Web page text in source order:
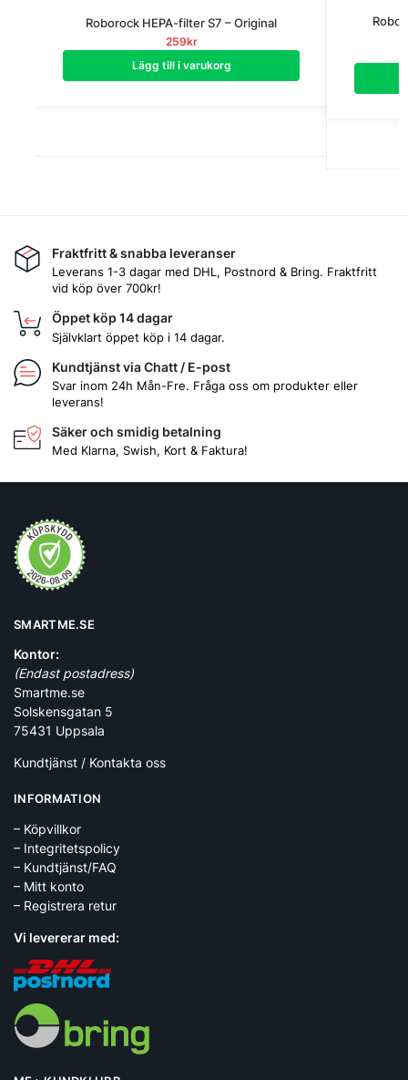
Roborock HEPA-filter S7 – Original
259kr
Lägg till i varukorg
Fraktfritt & snabba leveranser
Leverans 1-3 dagar med DHL, Postnord & Bring. Fraktfritt
vid köp över 700kr!
Öppet köp 14 dagar
Självklart öppet köp i 14 dagar.
Kundtjänst via Chatt / E-post
Svar inom 24h Mån-Fre. Fråga oss om produkter eller
leverans!
Säker och smidig betalning
Med Klarna, Swish, Kort & Faktura!
SMARTME.SE
Kontor:
(Endast postadress)
Smartme.se
Solskensgatan 5
75431 Uppsala
Kundtjänst / Kontakta oss
INFORMATION
– Köpvillkor
– Integritetspolicy
– Kundtjänst/FAQ
– Mitt konto
– Registrera retur
Vi levererar med: